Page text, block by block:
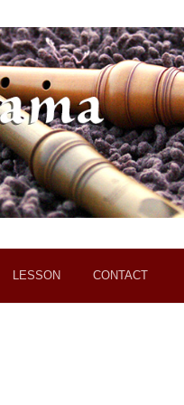
LESSON CONTACT